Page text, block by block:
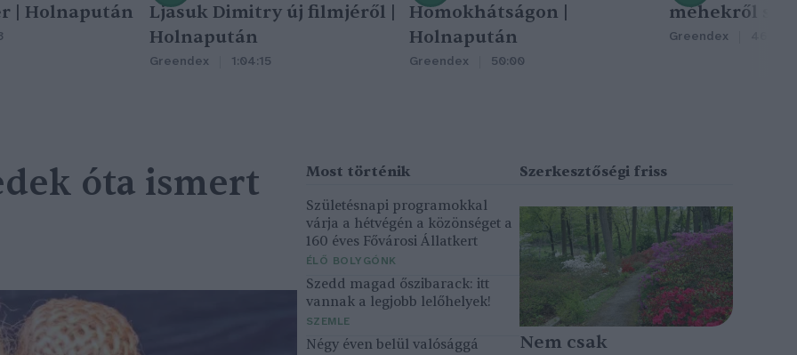
| Holnapután
Ljasuk Dimitry új filmjéről |
Holnapután
Greendex 1:04:15
Homokhátságon |
Holnapután
Greendex 50:00
méhekről
Greendex
óta ismert
Születésnapi programokkal
várja a hétvégén a közönséget a
160 éves Fővárosi Állatkert
ÉLŐ BOLYGÓNK
Szedd magad őszibarack: itt
vannak a legjobb lelőhelyek!
SZEMLE
Négy éven belül valósággá
Nem csak